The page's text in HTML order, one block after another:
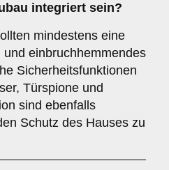
integriert sein?
mindestens eine
einbruchhemmendes
Sicherheitsfunktionen
Türspione und
sind ebenfalls
Schutz des Hauses zu